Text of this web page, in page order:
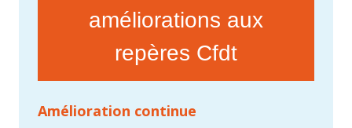
améliorations aux
repères Cfdt
Amélioration continue